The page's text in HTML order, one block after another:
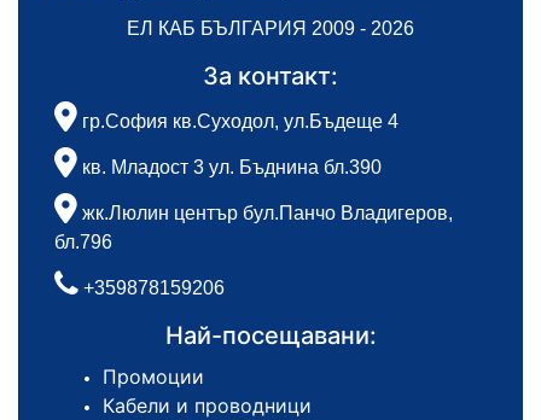
ЕЛ КАБ БЪЛГАРИЯ 2009 - 2026
За контакт:
гр.София кв.Суходол, ул.Бъдеще 4
кв. Младост 3 ул. Бъднина бл.390
жк.Люлин център бул.Панчо Владигеров,
бл.796
+359878159206
Най-посещавани:
Промоции
Кабели и проводници